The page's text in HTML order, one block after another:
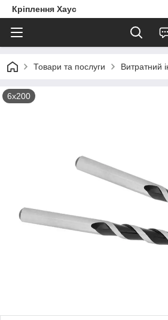
Кріплення Хаус
Товари та послуги Витратний
6х200